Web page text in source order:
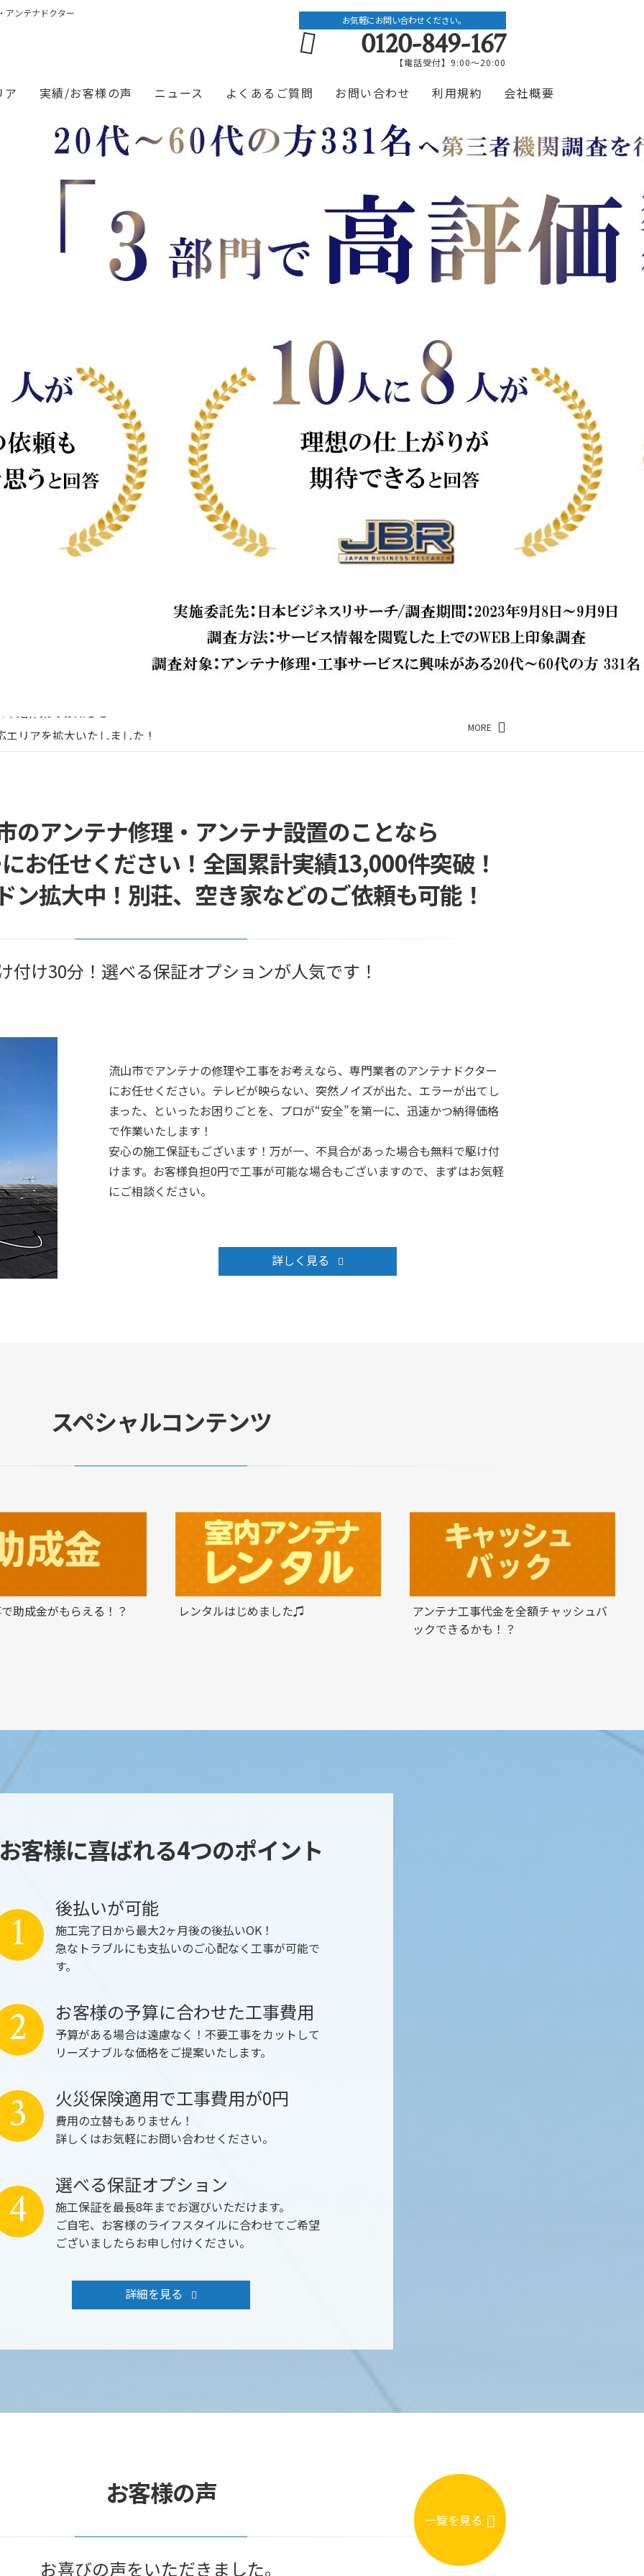
アンテナドクター
お気軽にお問い合わせください。
0120-849-167
【電話受付】9:00〜20:00
ア 実績/お客様の声 ニュース よくあるご質問 お問い合わせ 利用規約 会社概要
年始休業のお知らせ
MORE
のアンテナ修理・アンテナ設置のことなら
お任せください！全国累計実績13,000件突破！
ン拡大中！別荘、空き家などのご依頼も可能！
付け30分！選べる保証オプションが人気です！
流山市でアンテナの修理や工事をお考えなら、専門業者のアンテナドクター
にお任せください。テレビが映らない、突然ノイズが出た、エラーが出てし
まった、といったお困りごとを、プロが“安全”を第一に、迅速かつ納得価格
で作業いたします！
安心の施工保証もございます！万が一、不具合があった場合も無料で駆け付
けます。お客様負担0円で工事が可能な場合もございますので、まずはお気軽
にご相談ください。
詳しく見る
スペシャルコンテンツ
助成金がもらえる！？ レンタルはじめました♫
アンテナ工事代金を全額チャッシュバ
ックできるかも！？
客様に喜ばれる4つのポイント
後払いが可能
施工完了日から最大2ヶ月後の後払いOK！
急なトラブルにも支払いのご心配なく工事が可能で
す。
1
お客様の予算に合わせた工事費用
予算がある場合は遠慮なく！不要工事をカットして
リーズナブルな価格をご提案いたします。
2
火災保険適用で工事費用が0円
費用の立替もありません！
詳しくはお気軽にお問い合わせください。
3
選べる保証オプション
施工保証を最長8年までお選びいただけます。
ご自宅、お客様のライフスタイルに合わせてご希望
ございましたらお申し付けください。
4
詳細を見る
お客様の声
お喜びの声をいただきました。
一覧を見る